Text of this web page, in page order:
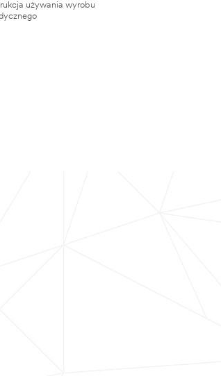
używania wyrobu